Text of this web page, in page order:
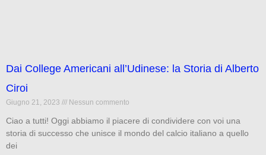
Dai College Americani all’Udinese: la Storia di Alberto
Ciroi
Giugno 21, 2023 Nessun commento
Ciao a tutti! Oggi abbiamo il piacere di condividere con voi una
storia di successo che unisce il mondo del calcio italiano a quello
dei